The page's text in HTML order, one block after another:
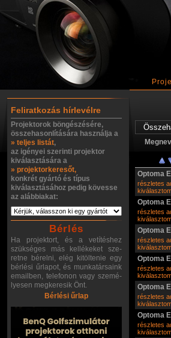
Feliratkozás hírlevélre
Projektorok böngészésére,
összehasonlítására használja a
» teljes listát,
az igényei szerinti projektor
kiválasztására a
» projektorkeresőt,
konkrét gyártó és típus
kiválasztásához pedig kövesse
az alábbiakat:
Bérlés
Ha projektort, és a vetítéshez
szükséges más kellékeket sze-
retne bérelni, elég kitöltenie egy
bérlési űrlapot, és munkatársaink
emailben, telefonon vagy szemé-
lyesen megkeresik Önt.
Bérlési űrlap
Optoma
részletes
Optoma
részletes
Optoma
részletes
Optoma
részletes
Optoma
részletes
Optoma
részletes